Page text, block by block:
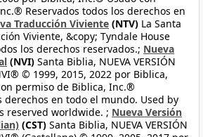
Reservados todos los derechos en
Traducción Viviente (NTV) La Santa
Viviente, &copy; Tyndale House
los derechos reservados.; Nueva
(NVI) Santa Biblia, NUEVA VERSIÓN
© 1999, 2015, 2022 por Biblica,
permiso de Biblica, Inc.®
derechos en todo el mundo. Used by
reserved worldwide. ; Nueva Versión
(CST) Santa Biblia, NUEVA VERSIÓN